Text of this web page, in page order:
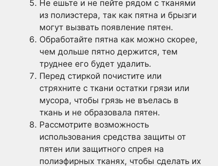
Не ешьте и не пейте рядом с тканями
из полиэстера, так как пятна и брызги
могут вызвать появление пятен.
Обработайте пятна как можно скорее,
чем дольше пятно держится, тем
труднее его будет удалить.
Перед стиркой почистите или
стряхните с ткани остатки грязи или
мусора, чтобы грязь не въелась в
ткань и не образовала пятен.
Рассмотрите возможность
использования средства защиты от
пятен или защитного спрея на
полиэфирных тканях, чтобы сделать их